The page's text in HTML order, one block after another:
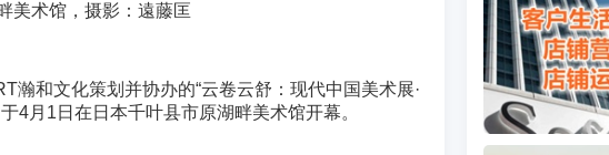
美术馆，摄影：遠藤匡
瀚和文化策划并协办的“云卷云舒：现代中国美术展·
4月1日在日本千叶县市原湖畔美术馆开幕。